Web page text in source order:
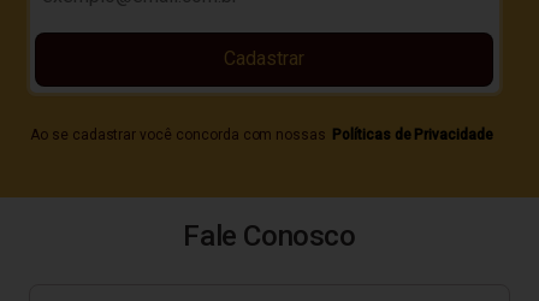
Ao se cadastrar você concorda com nossas Políticas de Privacidade
Cadastrar
Fale Conosco